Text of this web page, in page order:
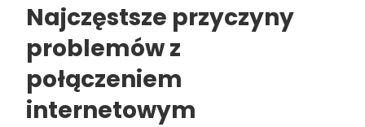
Najczęstsze przyczyny
problemów z
połączeniem
internetowym